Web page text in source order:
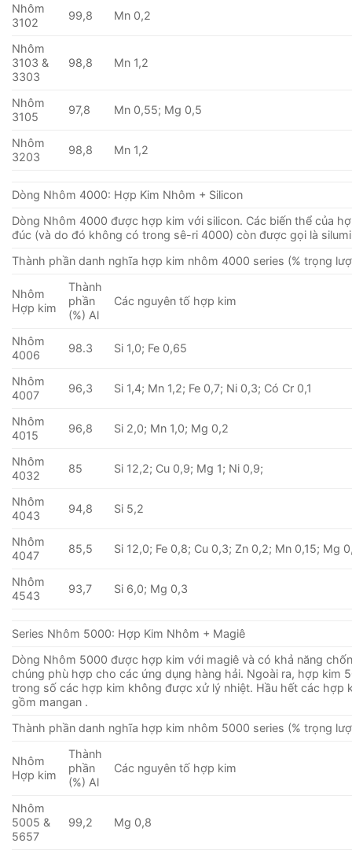
Nhôm
3102
99,8 Mn 0,2
Nhôm
3103 &
3303
98,8 Mn 1,2
Nhôm
3105
97,8 Mn 0,55; Mg 0,5
Nhôm
3203
98,8 Mn 1,2
Dòng Nhôm 4000: Hợp Kim Nhôm + Silicon
Dòng Nhôm 4000 được hợp kim với silicon. Các biến thể của
đúc (và do đó không có trong sê-ri 4000) còn được gọi là
Thành phần danh nghĩa hợp kim nhôm 4000 series (% trọng
Nhôm
Hợp kim
Thành
phần
(%) Al
Các nguyên tố hợp kim
Nhôm
4006
98.3 Si 1,0; Fe 0,65
Nhôm
4007
96,3 Si 1,4; Mn 1,2; Fe 0,7; Ni 0,3; Có Cr 0,1
Nhôm
4015
96,8 Si 2,0; Mn 1,0; Mg 0,2
Nhôm
4032
85 Si 12,2; Cu 0,9; Mg 1; Ni 0,9;
Nhôm
4043
94,8 Si 5,2
Nhôm
4047
85,5 Si 12,0; Fe 0,8; Cu 0,3; Zn 0,2; Mn 0,15; Mg
Nhôm
4543
93,7 Si 6,0; Mg 0,3
Series Nhôm 5000: Hợp Kim Nhôm + Magiê
Dòng Nhôm 5000 được hợp kim với magiê và có khả năng
chúng phù hợp cho các ứng dụng hàng hải. Ngoài ra, hợp kim
trong số các hợp kim không được xử lý nhiệt. Hầu hết các hợp
gồm mangan .
Thành phần danh nghĩa hợp kim nhôm 5000 series (% trọng
Nhôm
Hợp kim
Thành
phần
(%) Al
Các nguyên tố hợp kim
Nhôm
5005 &
5657
99,2 Mg 0,8